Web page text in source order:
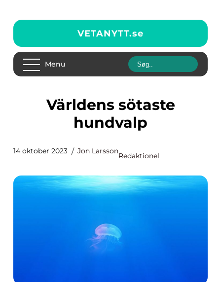
VETANYTT.se
Menu
Världens sötaste
hundvalp
14 oktober 2023 Jon Larsson
Redaktionel